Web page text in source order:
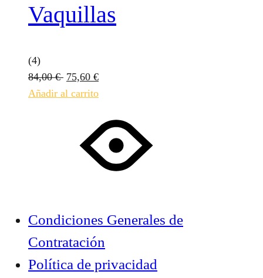
Vaquillas
(4)
84,00€ 75,60 €
Añadir al carrito
Condiciones Generales de
Contratación
Política de privacidad